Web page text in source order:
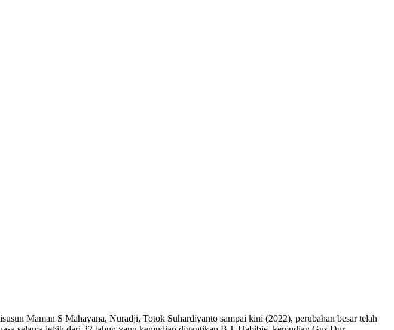
Maman S Mahayana, Nuradji, Totok Suhardiyanto sampai kini (2022), perubahan besar telah